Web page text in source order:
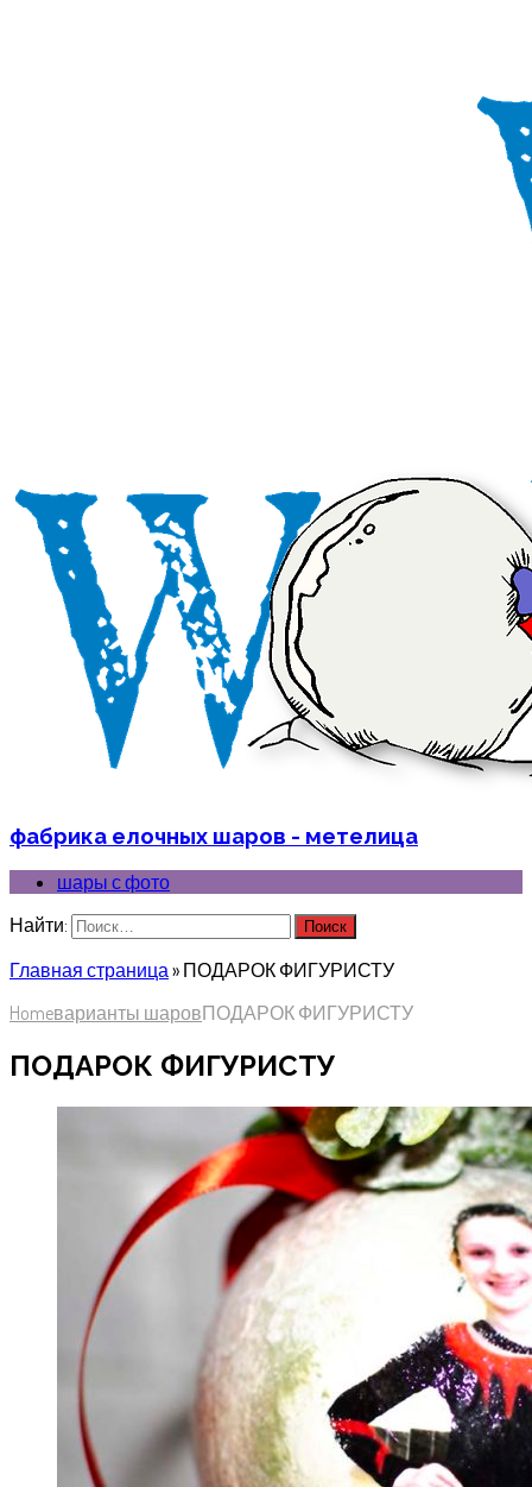
фабрика елочных шаров - метелица
шары с фото
Найти:
Главная страница» ПОДАРОК ФИГУРИСТУ
Homeварианты шаровПОДАРОК ФИГУРИСТУ
ПОДАРОК ФИГУРИСТУ